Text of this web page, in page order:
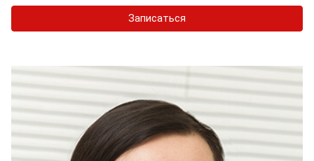
Записаться